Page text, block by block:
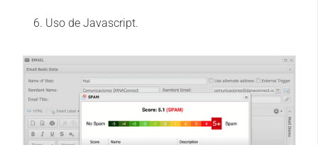
Uso de Javascript.